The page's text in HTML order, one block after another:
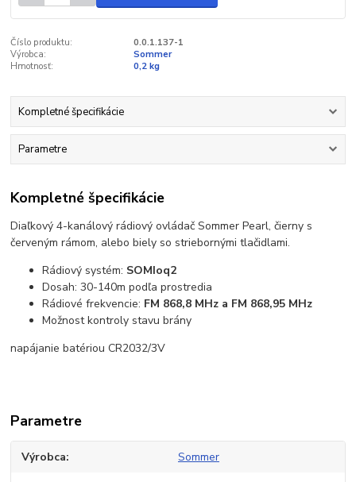
Číslo produktu:
0.0.1.137-1
Výrobca:
Sommer
Hmotnosť:
0,2 kg
Kompletné špecifikácie
Parametre
Kompletné špecifikácie
Diaľkový 4-kanálový rádiový ovládač Sommer Pearl, čierny s
červeným rámom, alebo biely so striebornými tlačidlami.
Rádiový systém: SOMIoq2
Dosah: 30-140m podľa prostredia
Rádiové frekvencie: FM 868,8 MHz a FM 868,95 MHz
Možnost kontroly stavu brány
napájanie batériou CR2032/3V
Parametre
Výrobca Sommer